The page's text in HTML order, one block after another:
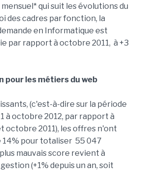
qui suit les évolutions du
des cadres par fonction, la
en Informatique est
par rapport à octobre 2011, à +3
pour les métiers du web
(c'est-à-dire sur la période
à octobre 2012, par rapport à
octobre 2011), les offres n'ont
14% pour totaliser 55 047
mauvais score revient à
(+1% depuis un an, soit